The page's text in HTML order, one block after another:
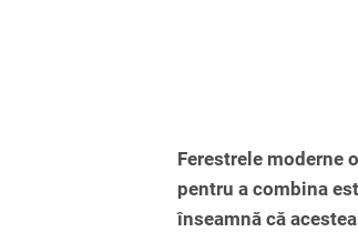
Ferestrele moderne
pentru a combina
înseamnă că